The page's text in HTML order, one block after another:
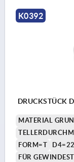
K0392
MATERIAL
FORM=T
D4=22
FÜR